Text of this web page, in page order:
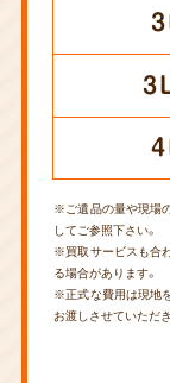
※ご遺品の量や現場
してご参照下さい。
※買取サービスも合
る場合があります。
※正式な費用は現地
お渡しさせていただき